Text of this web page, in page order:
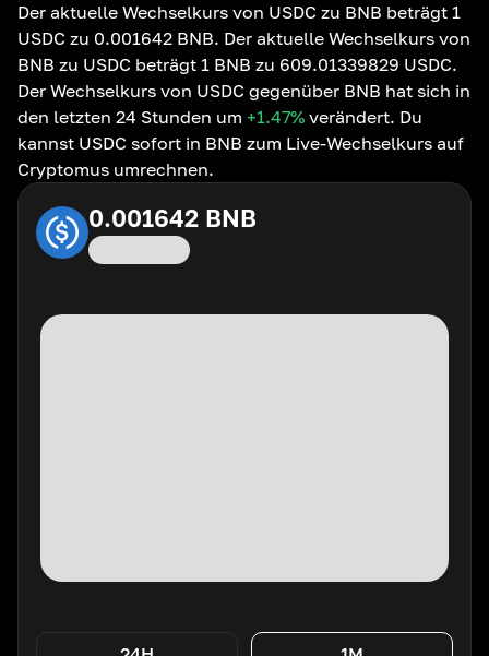
Der aktuelle Wechselkurs von USDC zu BNB beträgt 1
USDC zu 0.001642 BNB. Der aktuelle Wechselkurs von
BNB zu USDC beträgt 1 BNB zu 609.01339829 USDC.
Der Wechselkurs von USDC gegenüber BNB hat sich in
den letzten 24 Stunden um +1.47% verändert. Du
kannst USDC sofort in BNB zum Live-Wechselkurs auf
Cryptomus umrechnen.
0.001642 BNB